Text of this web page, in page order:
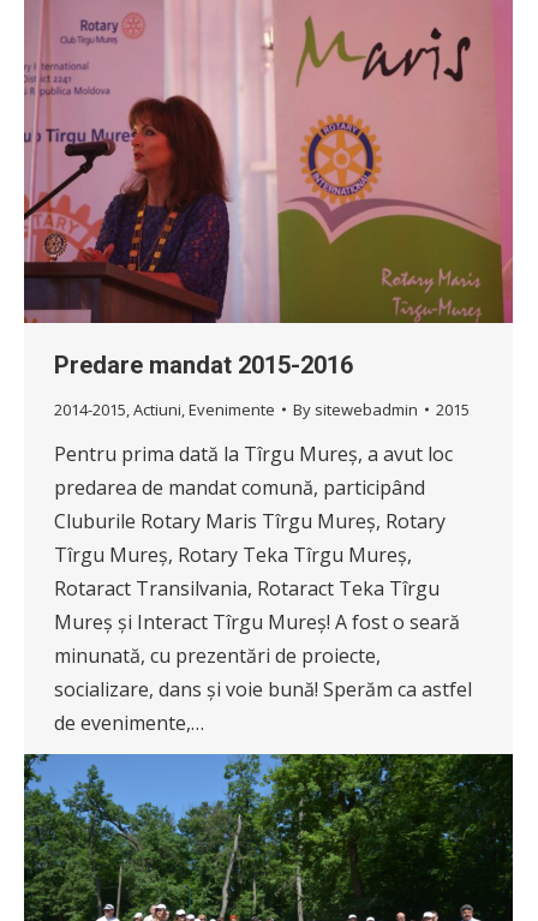
Predare mandat 2015-2016
2014-2015,Actiuni,Evenimente By sitewebadmin 2015
Pentru prima dată la Tîrgu Mureș, a avut loc
predarea de mandat comună, participând
Cluburile Rotary Maris Tîrgu Mureș, Rotary
Tîrgu Mureș, Rotary Teka Tîrgu Mureș,
Rotaract Transilvania, Rotaract Teka Tîrgu
Mureș și Interact Tîrgu Mureș! A fost o seară
minunată, cu prezentări de proiecte,
socializare, dans și voie bună! Sperăm ca astfel
de evenimente,…